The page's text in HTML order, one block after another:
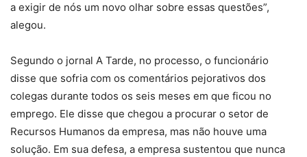
a exigir de nós um novo olhar sobre essas questões”,
alegou.
Segundo o jornal A Tarde, no processo, o funcionário
disse que sofria com os comentários pejorativos dos
colegas durante todos os seis meses em que ficou no
emprego. Ele disse que chegou a procurar o setor de
Recursos Humanos da empresa, mas não houve uma
solução. Em sua defesa, a empresa sustentou que nunca